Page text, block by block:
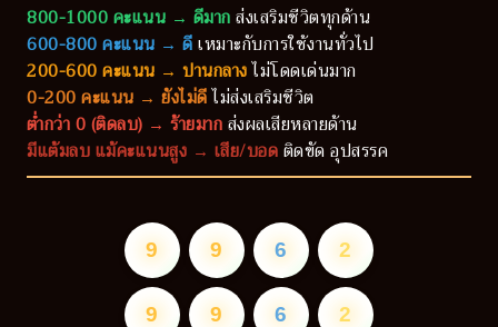
800-1000 คะแนน → ดีมากส่งเสริมชีวิตทุกด้าน
600-800 คะแนน → ดีเหมาะกับการใช้งานทั่วไป
200-600 คะแนน → ปานกลางไม่โดดเด่นมาก
0-200 คะแนน → ยังไม่ดีไม่ส่งเสริมชีวิต
ต่ำกว่า 0 (ติดลบ) → ร้ายมากส่งผลเสียหลายด้าน
มีแต้มลบ แม้คะแนนสูง → เสีย/บอดติดขัด อุปสรรค
9 9 6 2
9 9 6 2